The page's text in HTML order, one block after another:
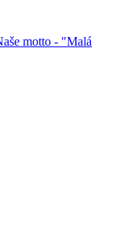
motto - "Malá